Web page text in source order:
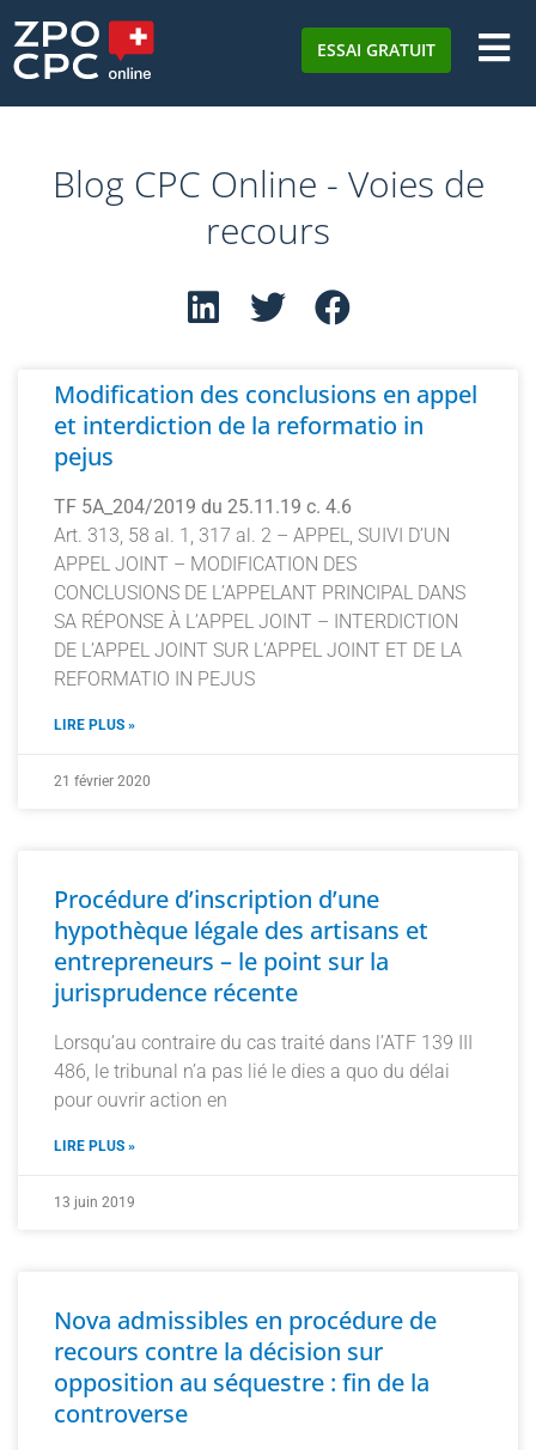
ESSAI GRATUIT
Blog CPC Online - Voies de
recours
Modification des conclusions en appel
et interdiction de la reformatio in
pejus
TF 5A_204/2019 du 25.11.19 c. 4.6
Art. 313, 58 al. 1, 317 al. 2 – APPEL, SUIVI D’UN
APPEL JOINT – MODIFICATION DES
CONCLUSIONS DE L’APPELANT PRINCIPAL DANS
SA RÉPONSE À L’APPEL JOINT – INTERDICTION
DE L’APPEL JOINT SUR L’APPEL JOINT ET DE LA
REFORMATIO IN PEJUS
LIRE PLUS »
21 février 2020
Procédure d’inscription d’une
hypothèque légale des artisans et
entrepreneurs – le point sur la
jurisprudence récente
Lorsqu’au contraire du cas traité dans l’ATF 139 III
486, le tribunal n’a pas lié le dies a quo du délai
pour ouvrir action en
LIRE PLUS »
13 juin 2019
Nova admissibles en procédure de
recours contre la décision sur
opposition au séquestre : fin de la
controverse